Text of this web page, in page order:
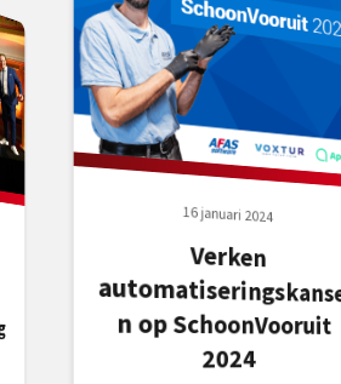
16 januari 2024
Verken
automatiseringskanse
n op SchoonVooruit
2024